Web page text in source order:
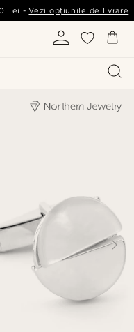
Lei -Vezi opțiunile de livrare